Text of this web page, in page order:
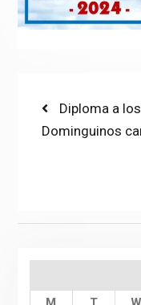
Post
navigation
Previous
post:
Diploma a
Dominguinos